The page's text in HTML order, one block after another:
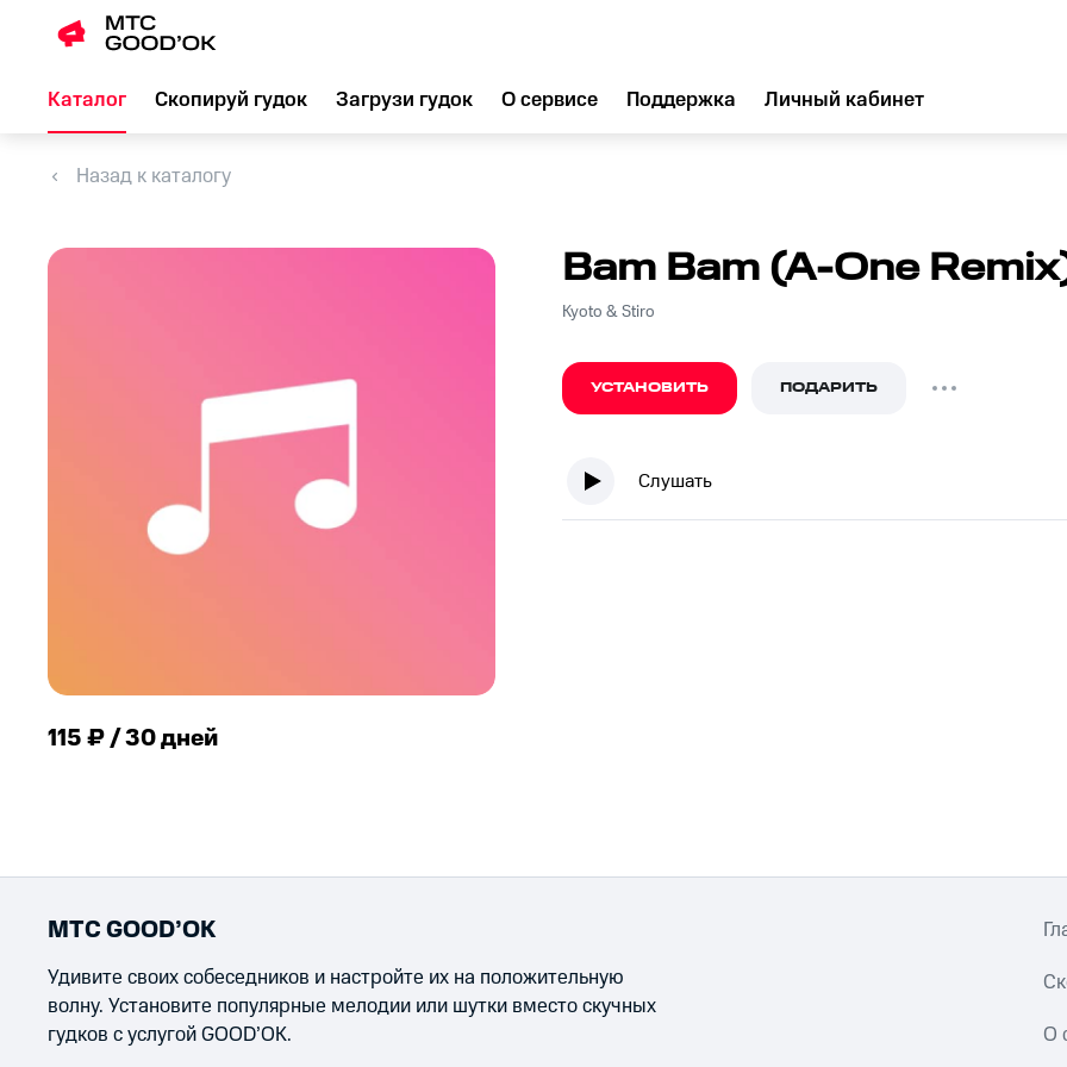
Каталог Скопируй гудок Загрузи гудок О сервисе Поддержка Личный кабинет
Назад к каталогу
115 ₽ / 30 дней
Bam Bam (A-One
Kyoto & Stiro
УСТАНОВИТЬ ПОДАРИТЬ
Слушать
МТС GOOD’OK
Удивите своих собеседников и настройте их на положительную
волну. Установите популярные мелодии или шутки вместо скучных
гудков с услугой GOOD’OK.
О